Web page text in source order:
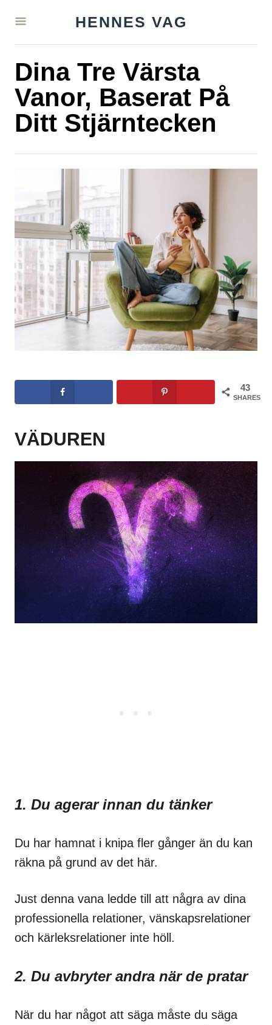
HENNES VAG
Dina Tre Värsta
Vanor, Baserat På
Ditt Stjärntecken
43
SHARES
VÄDUREN
1. Du agerar innan du tänker
Du har hamnat i knipa fler gånger än du kan
räkna på grund av det här.
Just denna vana ledde till att några av dina
professionella relationer, vänskapsrelationer
och kärleksrelationer inte höll.
2. Du avbryter andra när de pratar
När du har något att säga måste du säga